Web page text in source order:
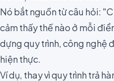
Nó bắt nguồn từ câu hỏi:
cảm thấy thế nào ở mỗi
dựng quy trình, công nghệ
hiện thực.
Ví dụ, thay vì quy trình trả